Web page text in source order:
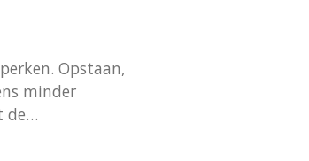
Opstaan,
minder
de…